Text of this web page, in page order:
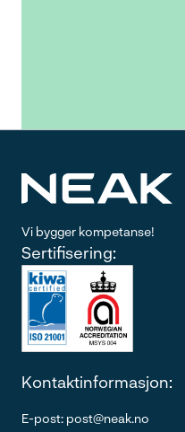
Vi bygger kompetanse!
Sertifisering:
Kontaktinformasjon:
E-post: post@neak.no